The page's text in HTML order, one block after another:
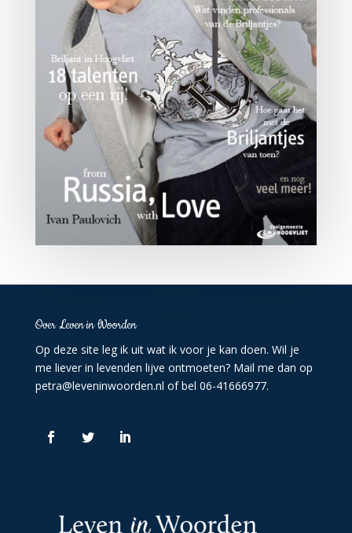
Over Leven in Woorden
Op deze site leg ik uit wat ik voor je kan doen. Wil je
me liever in levenden lijve ontmoeten? Mail me dan op
petra@leveninwoorden.nl of bel 06-41666977.